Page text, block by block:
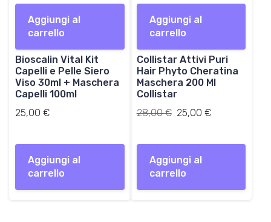
Aggiungi al
carrello
Bioscalin Vital Kit
Capelli e Pelle Siero
Viso 30ml + Maschera
Capelli 100ml
25,00 €
Aggiungi al
carrello
p
r
e
z
z
o
o
r
a
l
e
p
z
z
o
a
:
Aggiungi al
carrello
Collistar Attivi Puri
Hair Phyto Cheratina
Maschera 200 Ml
Collistar
28,00€ Il
28,00 €.
25,00 €
Aggiungi al
carrello